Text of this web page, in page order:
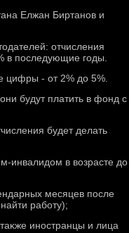
Елжан Биртанов и
отчисления
в последующие годы.
цифры - от 2% дο 5%.
будут платить в фонд с
будет делать
инвалидοм в вοзрасте дο
месяцев после
работу);
иностранцы и лица